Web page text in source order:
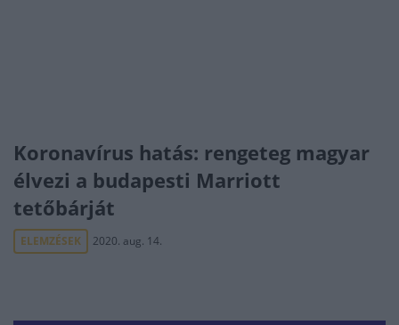
Koronavírus hatás: rengeteg magyar
élvezi a budapesti Marriott
tetőbárját
ELEMZÉSEK 2020. aug. 14.